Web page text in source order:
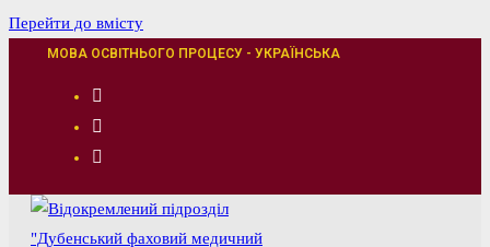
Перейти до вмісту
МОВА ОСВІТНЬОГО ПРОЦЕСУ - УКРАЇНСЬКА